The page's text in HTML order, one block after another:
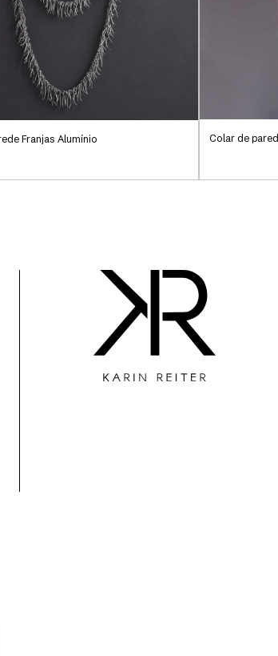
Franjas Alumínio Colar de